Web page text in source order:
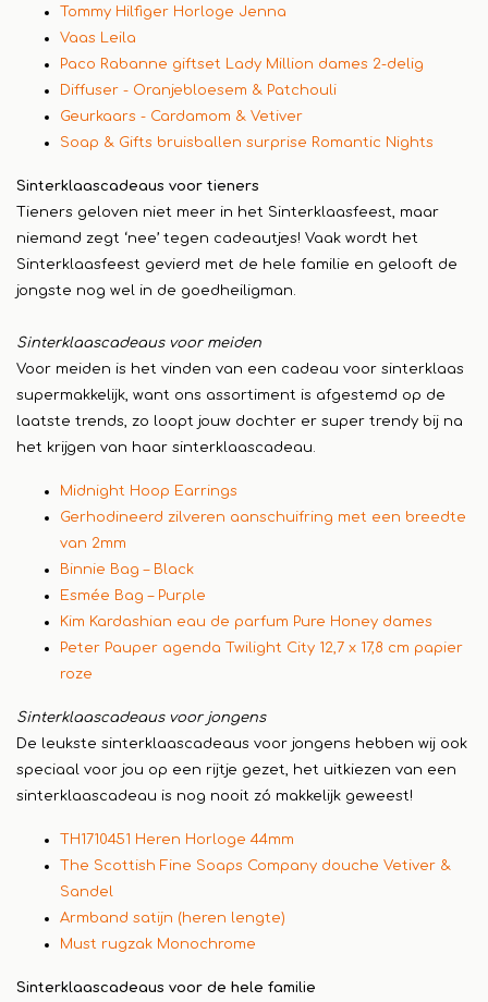
Tommy Hilfiger Horloge Jenna
Vaas Leila
Paco Rabanne giftset Lady Million dames 2-delig
Diffuser - Oranjebloesem & Patchouli
Geurkaars - Cardamom & Vetiver
Soap & Gifts bruisballen surprise Romantic Nights
Sinterklaascadeaus voor tieners
Tieners geloven niet meer in het Sinterklaasfeest, maar
niemand zegt ‘nee’ tegen cadeautjes! Vaak wordt het
Sinterklaasfeest gevierd met de hele familie en gelooft de
jongste nog wel in de goedheiligman.
Sinterklaascadeaus voor meiden
Voor meiden is het vinden van een cadeau voor sinterklaas
supermakkelijk, want ons assortiment is afgestemd op de
laatste trends, zo loopt jouw dochter er super trendy bij na
het krijgen van haar sinterklaascadeau.
Midnight Hoop Earrings
Gerhodineerd zilveren aanschuifring met een breedte
van 2mm
Binnie Bag – Black
Esmée Bag – Purple
Kim Kardashian eau de parfum Pure Honey dames
Peter Pauper agenda Twilight City 12,7 x 17,8 cm papier
roze
Sinterklaascadeaus voor jongens
De leukste sinterklaascadeaus voor jongens hebben wij ook
speciaal voor jou op een rijtje gezet, het uitkiezen van een
sinterklaascadeau is nog nooit zó makkelijk geweest!
TH1710451 Heren Horloge 44mm
The Scottish Fine Soaps Company douche Vetiver &
Sandel
Armband satijn (heren lengte)
Must rugzak Monochrome
Sinterklaascadeaus voor de hele familie